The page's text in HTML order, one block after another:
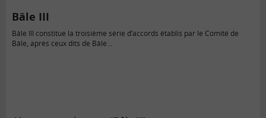
Bâle III
Bâle III constitue la troisième série d’accords établis par le Comité de
Bâle, après ceux dits de Bâle…